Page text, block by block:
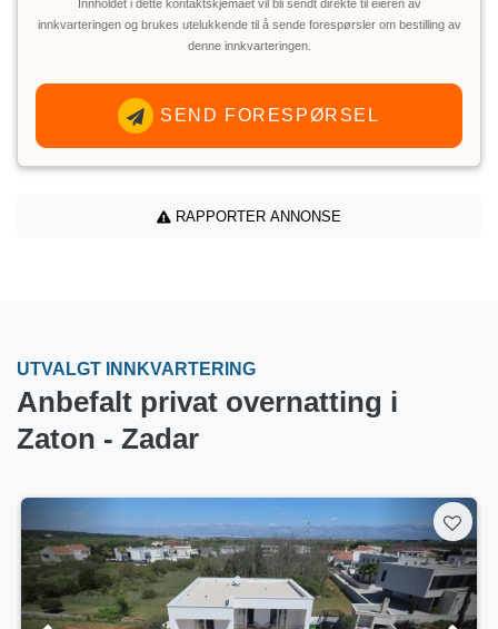
Innholdet i dette kontaktskjemaet vil bli sendt direkte til eieren av
innkvarteringen og brukes utelukkende til å sende forespørsler om bestilling av
denne innkvarteringen.
SEND FORESPØRSEL
RAPPORTER ANNONSE
UTVALGT INNKVARTERING
Anbefalt privat overnatting i
Zaton - Zadar